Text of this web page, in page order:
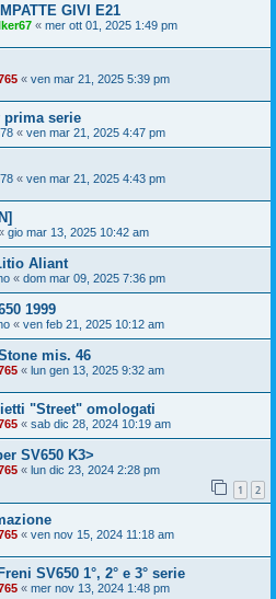
GIVI E21
« mer ott 01, 2025 1:49 pm
« ven mar 21, 2025 5:39 pm
prima serie
« ven mar 21, 2025 4:47 pm
« ven mar 21, 2025 4:43 pm
gio mar 13, 2025 10:42 am
Aliant
« dom mar 09, 2025 7:36 pm
1999
« ven feb 21, 2025 10:12 am
mis. 46
« lun gen 13, 2025 9:32 am
"Street" omologati
« sab dic 28, 2024 10:19 am
SV650 K3>
« lun dic 23, 2024 2:28 pm
1 2
« ven nov 15, 2024 11:18 am
SV650 1°, 2° e 3° serie
« mer nov 13, 2024 1:48 pm